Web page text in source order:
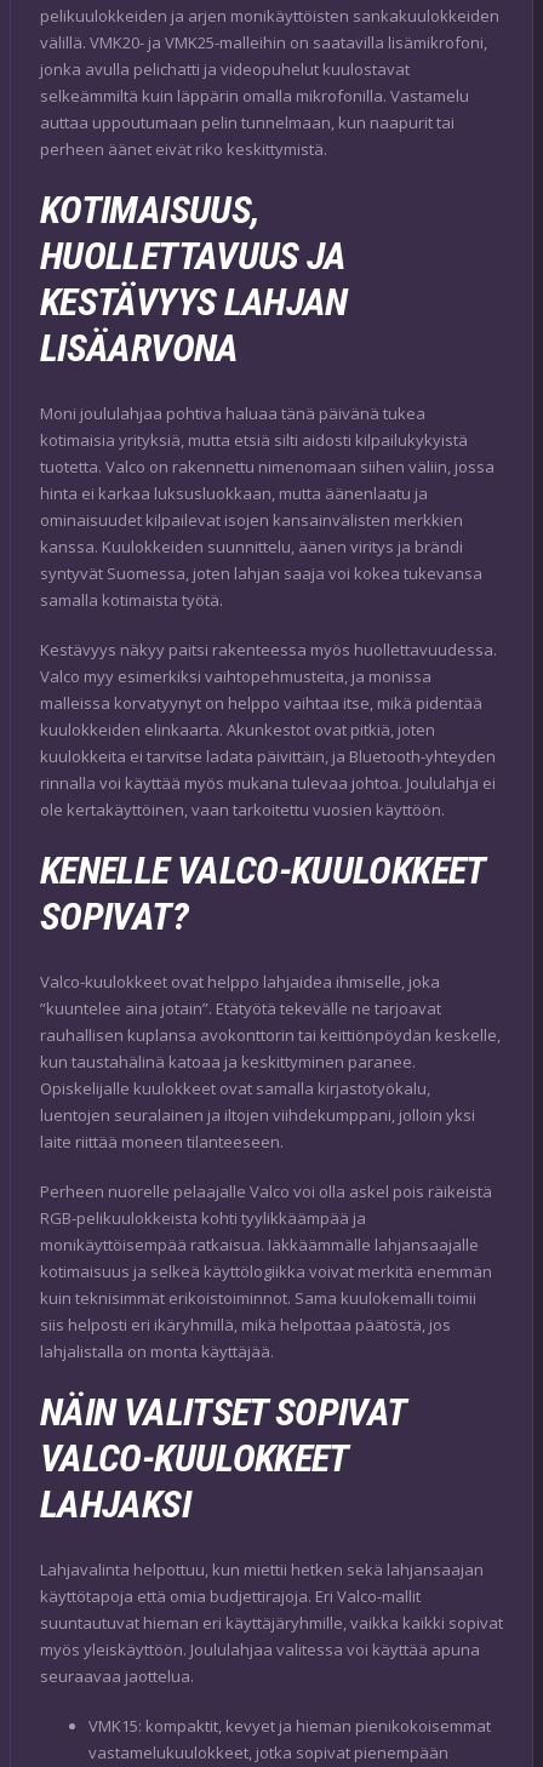
pelikuulokkeiden ja arjen monikäyttöisten sankakuulokkeiden
välillä. VMK20- ja VMK25-malleihin on saatavilla lisämikrofoni,
jonka avulla pelichatti ja videopuhelut kuulostavat
selkeämmiltä kuin läppärin omalla mikrofonilla. Vastamelu
auttaa uppoutumaan pelin tunnelmaan, kun naapurit tai
perheen äänet eivät riko keskittymistä.
KOTIMAISUUS,
HUOLLETTAVUUS JA
KESTÄVYYS LAHJAN
LISÄARVONA
Moni joululahjaa pohtiva haluaa tänä päivänä tukea
kotimaisia yrityksiä, mutta etsiä silti aidosti kilpailukykyistä
tuotetta. Valco on rakennettu nimenomaan siihen väliin, jossa
hinta ei karkaa luksusluokkaan, mutta äänenlaatu ja
ominaisuudet kilpailevat isojen kansainvälisten merkkien
kanssa. Kuulokkeiden suunnittelu, äänen viritys ja brändi
syntyvät Suomessa, joten lahjan saaja voi kokea tukevansa
samalla kotimaista työtä.
Kestävyys näkyy paitsi rakenteessa myös huollettavuudessa.
Valco myy esimerkiksi vaihtopehmusteita, ja monissa
malleissa korvatyynyt on helppo vaihtaa itse, mikä pidentää
kuulokkeiden elinkaarta. Akunkestot ovat pitkiä, joten
kuulokkeita ei tarvitse ladata päivittäin, ja Bluetooth-yhteyden
rinnalla voi käyttää myös mukana tulevaa johtoa. Joululahja ei
ole kertakäyttöinen, vaan tarkoitettu vuosien käyttöön.
KENELLE VALCO-KUULOKKEET
SOPIVAT?
Valco-kuulokkeet ovat helppo lahjaidea ihmiselle, joka
”kuuntelee aina jotain”. Etätyötä tekevälle ne tarjoavat
rauhallisen kuplansa avokonttorin tai keittiönpöydän keskelle,
kun taustahälinä katoaa ja keskittyminen paranee.
Opiskelijalle kuulokkeet ovat samalla kirjastotyökalu,
luentojen seuralainen ja iltojen viihdekumppani, jolloin yksi
laite riittää moneen tilanteeseen.
Perheen nuorelle pelaajalle Valco voi olla askel pois räikeistä
RGB-pelikuulokkeista kohti tyylikkäämpää ja
monikäyttöisempää ratkaisua. Iäkkäämmälle lahjansaajalle
kotimaisuus ja selkeä käyttölogiikka voivat merkitä enemmän
kuin teknisimmät erikoistoiminnot. Sama kuulokemalli toimii
siis helposti eri ikäryhmillä, mikä helpottaa päätöstä, jos
lahjalistalla on monta käyttäjää.
NÄIN VALITSET SOPIVAT
VALCO-KUULOKKEET
LAHJAKSI
Lahjavalinta helpottuu, kun miettii hetken sekä lahjansaajan
käyttötapoja että omia budjettirajoja. Eri Valco-mallit
suuntautuvat hieman eri käyttäjäryhmille, vaikka kaikki sopivat
myös yleiskäyttöön. Joululahjaa valitessa voi käyttää apuna
seuraavaa jaottelua.
VMK15: kompaktit, kevyet ja hieman pienikokoisemmat
vastamelukuulokkeet, jotka sopivat pienempään